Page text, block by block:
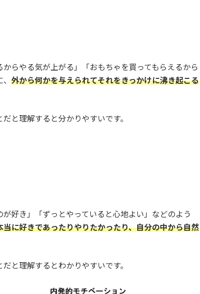
からやる気が上がる」「おもちゃを買ってもらえるから
外から何かを与えられてそれをきっかけに沸き起こる
と理解すると分かりやすいです。
が好き」「ずっとやっていると心地よい」などのよう
に好きであったりやりたかったり、自分の中から自然
と理解するとわかりやすいです。